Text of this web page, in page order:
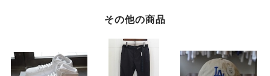
その他の商品